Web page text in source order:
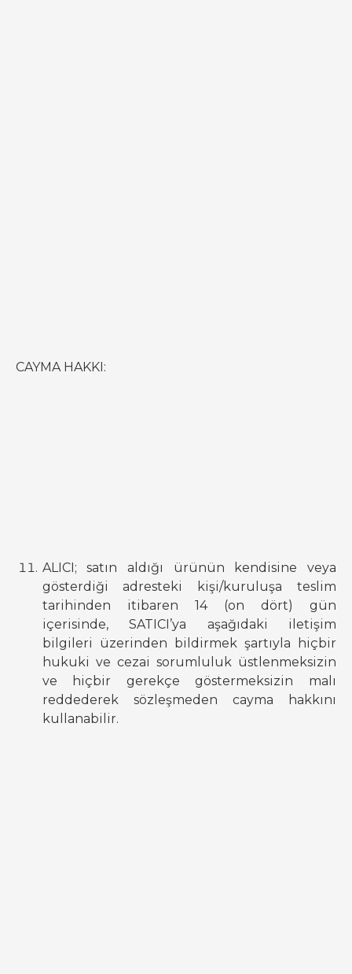
CAYMA HAKKI:
ALICI; satın aldığı ürünün kendisine veya
gösterdiği adresteki kişi/kuruluşa teslim
tarihinden itibaren 14 (on dört) gün
içerisinde, SATICI’ya aşağıdaki iletişim
bilgileri üzerinden bildirmek şartıyla hiçbir
hukuki ve cezai sorumluluk üstlenmeksizin
ve hiçbir gerekçe göstermeksizin malı
reddederek sözleşmeden cayma hakkını
kullanabilir.